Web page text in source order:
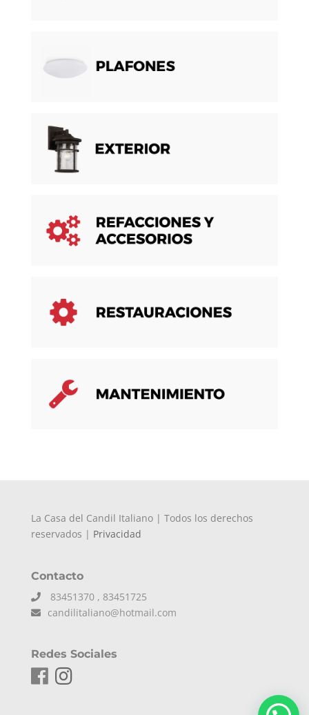
La Casa del Candil Italiano | Todos los derechos
reservados | Privacidad
Contacto
83451370 , 83451725
candilitaliano@hotmail.com
Redes Sociales